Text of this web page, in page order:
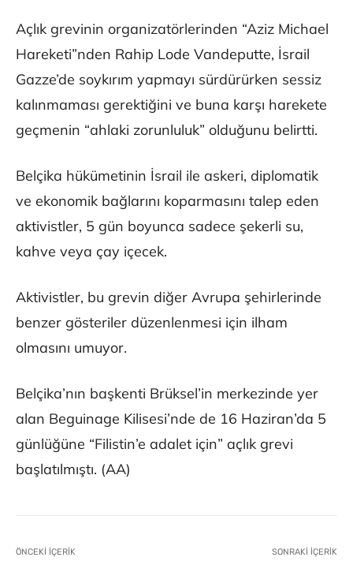
Açlık grevinin organizatörlerinden “Aziz Michael
Hareketi”nden Rahip Lode Vandeputte, İsrail
Gazze’de soykırım yapmayı sürdürürken sessiz
kalınmaması gerektiğini ve buna karşı harekete
geçmenin “ahlaki zorunluluk” olduğunu belirtti.
Belçika hükümetinin İsrail ile askeri, diplomatik
ve ekonomik bağlarını koparmasını talep eden
aktivistler, 5 gün boyunca sadece şekerli su,
kahve veya çay içecek.
Aktivistler, bu grevin diğer Avrupa şehirlerinde
benzer gösteriler düzenlenmesi için ilham
olmasını umuyor.
Belçika’nın başkenti Brüksel’in merkezinde yer
alan Beguinage Kilisesi’nde de 16 Haziran’da 5
günlüğüne “Filistin’e adalet için” açlık grevi
başlatılmıştı. (AA)
ÖNCEKI İÇERIK SONRAKI İÇERIK